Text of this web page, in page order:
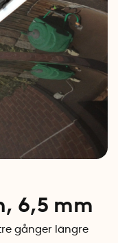
6,5 mm
gånger längre